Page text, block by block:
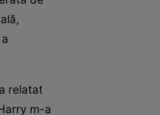
relatat
m-a